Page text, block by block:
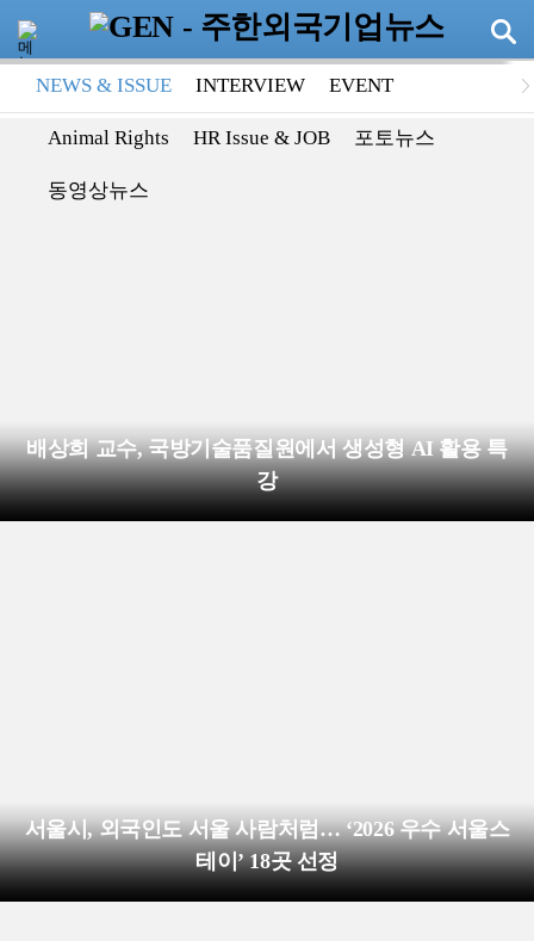
NEWS & ISSUE INTERVIEW EVENT
Animal Rights HR Issue & JOB 포토뉴스
동영상뉴스
배상희 교수, 국방기술품질원에서 생성형 AI 활용 특
강
서울시, 외국인도 서울 사람처럼… ‘2026 우수 서울스
테이’ 18곳 선정